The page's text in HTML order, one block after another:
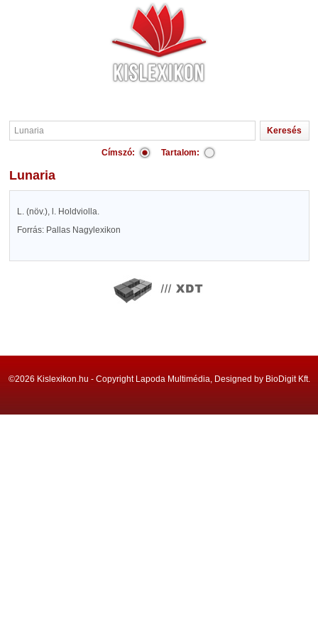
Címszó: Tartalom:
Lunaria
L. (növ.), l. Holdviolla.
Forrás: Pallas Nagylexikon
©2026 Kislexikon.hu - Copyright Lapoda Multimédia, Designed by BioDigit Kft.